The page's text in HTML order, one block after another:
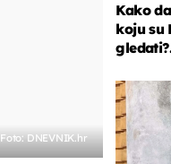
Foto: DNEVNIK.hr
Kako
koju su